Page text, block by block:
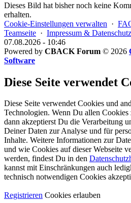
Dieses Bild hat bisher noch keine
erhalten.
Cookie-Einstellungen verwalten ·
Teamseite · Impressum & Datenschutz
07.08.2026 - 10:46
Powered by CBACK Forum © 2026
Software
Diese Seite verwendet
Diese Seite verwendet Cookies und
Technologien. Wenn Du allen Cookies
dann akzeptierst Du die Verarbeitung
Deiner Daten zur Analyse und für
Inhalte. Weitere Informationen zur
und wie Cookies auf dieser Webseite
werden, findest Du in den
kannst mit Einschränkungen auch
technisch notwendigen Cookies
Registrieren Cookies erlauben